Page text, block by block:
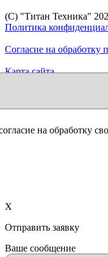
(C) "Титан Техника"
Политика
Согласие на обработку
Карта сайта
Продвижение сайта
на обработку
X
Отправить заявку
Ваше сообщение